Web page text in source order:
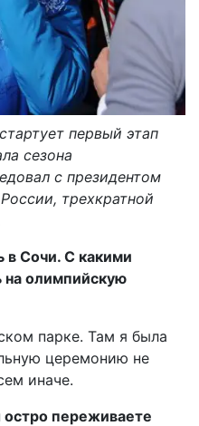
первый этап
сезона
с президентом
трехкратной
в Сочи. С какими
на олимпийскую
парке. Там я была
церемонию не
иначе.
переживаете